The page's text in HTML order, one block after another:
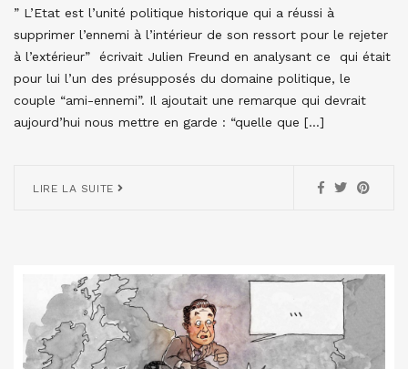
” L’Etat est l’unité politique historique qui a réussi à
supprimer l’ennemi à l’intérieur de son ressort pour le rejeter
à l’extérieur” écrivait Julien Freund en analysant ce qui était
pour lui l’un des présupposés du domaine politique, le
couple “ami-ennemi”. Il ajoutait une remarque qui devrait
aujourd’hui nous mettre en garde : “quelle que […]
LIRE LA SUITE